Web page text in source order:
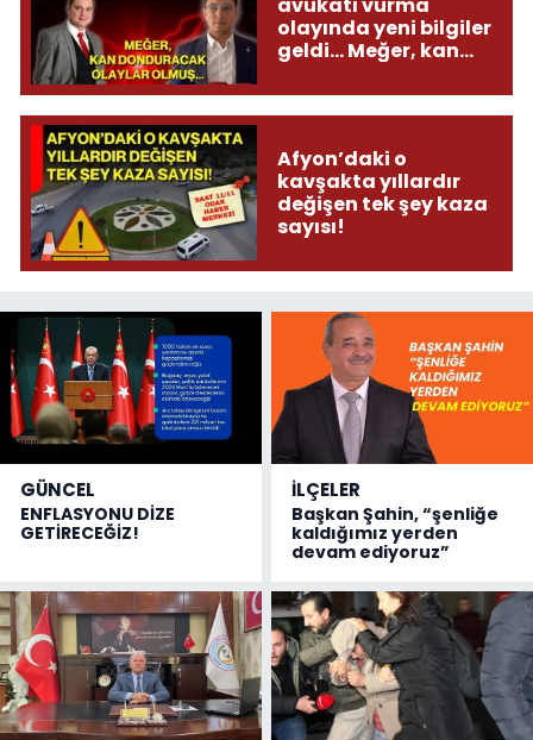
olayında yeni bilgiler
geldi... Meğer, kan
olmuş...
Afyon’daki o
kavşakta yıllardır
değişen tek şey kaza
sayısı!
GÜNCEL
ENFLASYONU DİZE
GETİRECEĞİZ!
İLÇELER
Başkan Şahin, “şenliğe
kaldığımız yerden
devam ediyoruz”